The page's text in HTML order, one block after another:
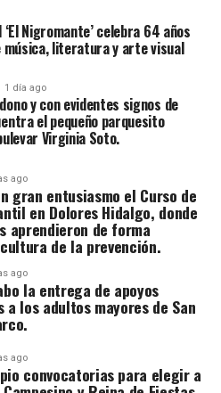
Nigromante’ celebra 64 años
música, literatura y arte visual
1 día ago
y con evidentes signos de
el pequeño parquesito
Virginia Soto.
ago
gran entusiasmo el Curso de
en Dolores Hidalgo, donde
aprendieron de forma
de la prevención.
ago
la entrega de apoyos
los adultos mayores de San
ago
convocatorias para elegir a